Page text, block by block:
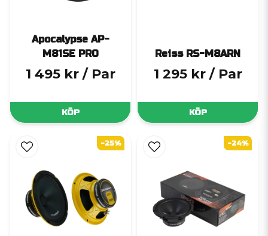
Apocalypse AP-
M81SE PRO
1 495 kr / Par
KÖP
Reiss RS-M8ARN
1 295 kr / Par
KÖP
-25% -24%